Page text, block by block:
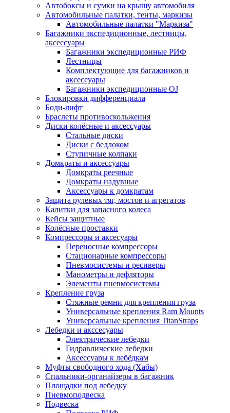
Автобоксы и сумки на крышу автомобиля
Автомобильные палатки, тенты, маркизы
Автомобильные палатки "Маркиза"
Багажники экспедиционные, лестницы,
аксессуары
Багажники экспедиционные РИФ
Лестницы
Комплектующие для багажников и
аксессуары
Багажники экспедиционные OJ
Блокировки дифференциала
Боди-лифт
Браслеты противоскольжения
Диски колёсные и аксессуары
Стальные диски
Диски с бедлоком
Ступичные колпаки
Домкраты и аксессуары
Домкраты реечные
Домкраты надувные
Аксессуары к домкратам
Защита рулевых тяг, мостов и агрегатов
Калитки для запасного колеса
Кейсы защитные
Колёсные проставки
Компрессоры и аксесуары
Переносные компрессоры
Стационарные компрессоры
Пневмосистемы и ресиверы
Манометры и дефляторы
Элементы пневмосистемы
Крепление груза
Стяжные ремни для крепления груза
Универсальные крепления Ram Mounts
Универсальные крепления TitanStraps
Лебедки и акссесуары
Электрические лебедки
Гидравлические лебедки
Аксессуары к лебёдкам
Муфты свободного хода (Хабы)
Спальники-органайзеры в багажник
Площадки под лебедку
Пневмоподвеска
Подвеска